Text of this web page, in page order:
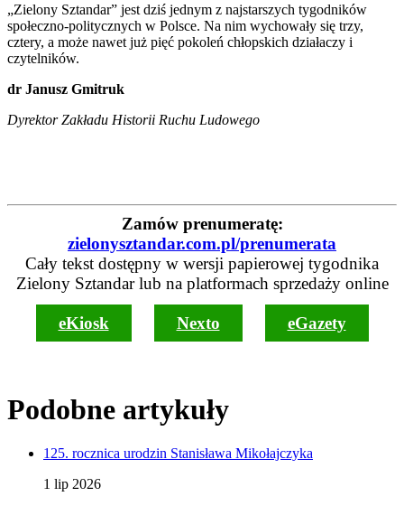
„Zielony Sztandar” jest dziś jednym z najstarszych tygodników
społeczno-politycznych w Polsce. Na nim wychowały się trzy,
cztery, a może nawet już pięć pokoleń chłopskich działaczy i
czytelników.
dr Janusz Gmitruk
Dyrektor Zakładu Historii Ruchu Ludowego
Zamów prenumeratę:
zielonysztandar.com.pl/prenumerata
Cały tekst dostępny w wersji papierowej tygodnika
Zielony Sztandar lub na platformach sprzedaży online
eKiosk Nexto eGazety
Podobne artykuły
125. rocznica urodzin Stanisława Mikołajczyka
1 lip 2026